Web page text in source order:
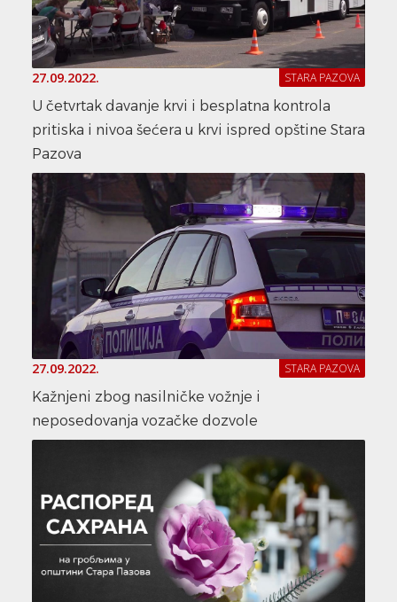
27.09.2022. STARA PAZOVA
U četvrtak davanje krvi i besplatna kontrola
pritiska i nivoa šećera u krvi ispred opštine Stara
Pazova
27.09.2022. STARA PAZOVA
Kažnjeni zbog nasilničke vožnje i
neposedovanja vozačke dozvole